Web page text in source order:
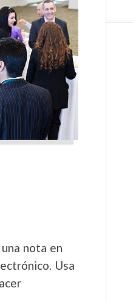
nota en
Usa